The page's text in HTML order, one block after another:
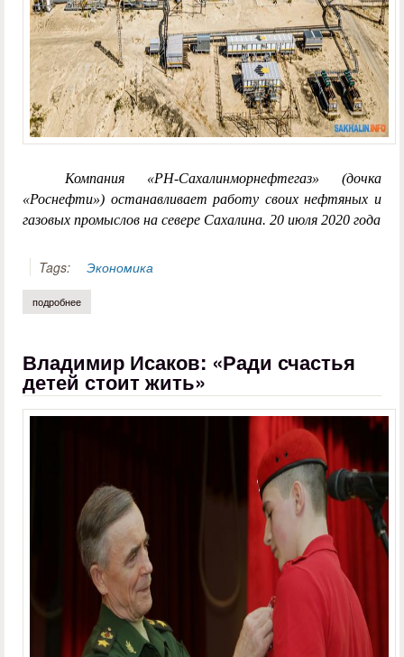
Компания «РН-Сахалинморнефтегаз» (дочка
«Роснефти») останавливает работу своих нефтяных и
газовых промыслов на севере Сахалина. 20 июля 2020 года
Tags: Экономика
подробнее
Владимир Исаков: «Ради счастья
детей стоит жить»